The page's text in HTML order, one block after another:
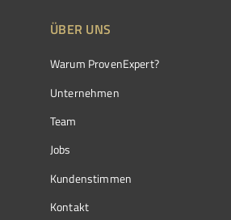
ÜBER UNS
Warum ProvenExpert?
Unternehmen
Team
Jobs
Kundenstimmen
Kontakt